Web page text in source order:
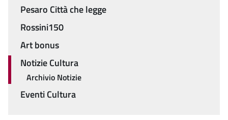
Pesaro Città che legge
Rossini150
Art bonus
Notizie Cultura
Archivio Notizie
Eventi Cultura